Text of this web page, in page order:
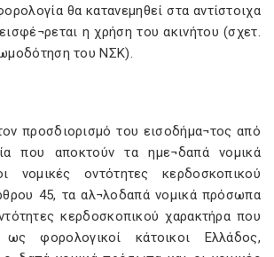
θα κατανεμηθεί στα αντίστοιχα
η χρήση του ακινήτου (σχετ.
του ΝΣΚ).
προσδιορισμό του εισοδήμα¬τος από
που αποκτούν τα ημε¬δαπά νομικά
οντότητες κερδοσκοπικού
45, τα αλ¬λοδαπά νομικά πρόσωπα
κερδοσκοπικού χαρακτήρα που
ως φορολογικοί κάτοικοι Ελλάδος,